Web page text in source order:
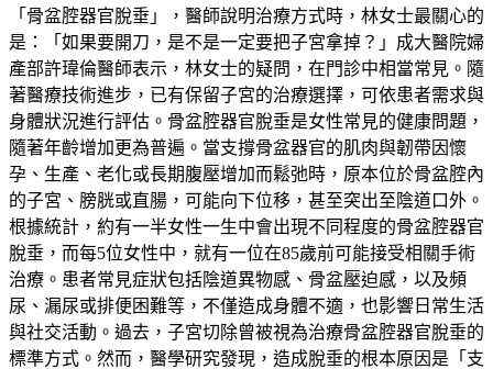
「骨盆腔器官脫垂」，醫師說明治療方式時，林女士最關心的
是：「如果要開刀，是不是一定要把子宮拿掉？」成大醫院婦
產部許瑋倫醫師表示，林女士的疑問，在門診中相當常見。隨
著醫療技術進步，已有保留子宮的治療選擇，可依患者需求與
身體狀況進行評估。骨盆腔器官脫垂是女性常見的健康問題，
隨著年齡增加更為普遍。當支撐骨盆器官的肌肉與韌帶因懷
孕、生產、老化或長期腹壓增加而鬆弛時，原本位於骨盆腔內
的子宮、膀胱或直腸，可能向下位移，甚至突出至陰道口外。
根據統計，約有一半女性一生中會出現不同程度的骨盆腔器官
脫垂，而每5位女性中，就有一位在85歲前可能接受相關手術
治療。患者常見症狀包括陰道異物感、骨盆壓迫感，以及頻
尿、漏尿或排便困難等，不僅造成身體不適，也影響日常生活
與社交活動。過去，子宮切除曾被視為治療骨盆腔器官脫垂的
標準方式。然而，醫學研究發現，造成脫垂的根本原因是「支